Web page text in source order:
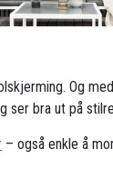
Og
ser bra ut på
– også enkle å